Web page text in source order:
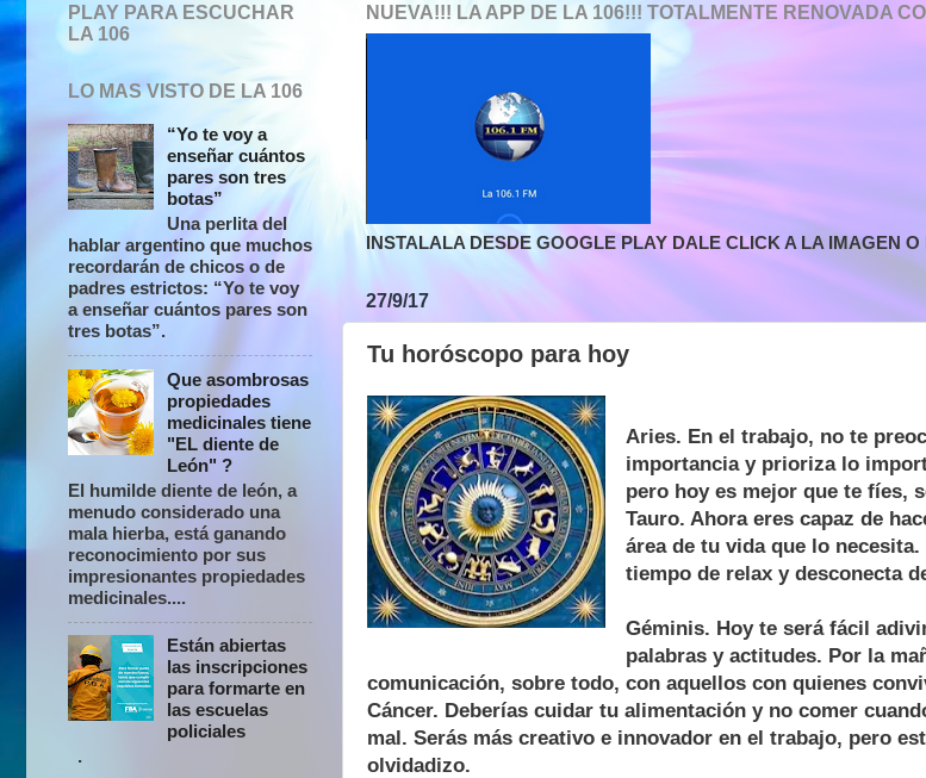
NUEVA!!! LA APP DE LA 106!!! TOTALMENTE RENOVADA
INSTALALA DESDE GOOGLE PLAY DALE CLICK A LA IMAGEN
27/9/17
Tu horóscopo para hoy
Aries. En el trabajo, no te
importancia y prioriza lo
pero hoy es mejor que te fíes,
Tauro. Ahora eres capaz de
área de tu vida que lo
tiempo de relax y desconecta
Géminis. Hoy te será fácil
palabras y actitudes. Por la
comunicación, sobre todo, con aquellos con quienes
Cáncer. Deberías cuidar tu alimentación y no comer
mal. Serás más creativo e innovador en el trabajo, pero
olvidadizo.
PLAY PARA ESCUCHAR
LA 106
LO MAS VISTO DE LA 106
“Yo te voy a
enseñar cuántos
pares son tres
botas”
Una perlita del
hablar argentino que muchos
recordarán de chicos o de
padres estrictos: “Yo te voy
a enseñar cuántos pares son
tres botas”.
Que asombrosas
propiedades
medicinales tiene
"EL diente de
León" ?
El humilde diente de león, a
menudo considerado una
mala hierba, está ganando
reconocimiento por sus
impresionantes propiedades
medicinales....
Están abiertas
las inscripciones
para formarte en
las escuelas
policiales
.